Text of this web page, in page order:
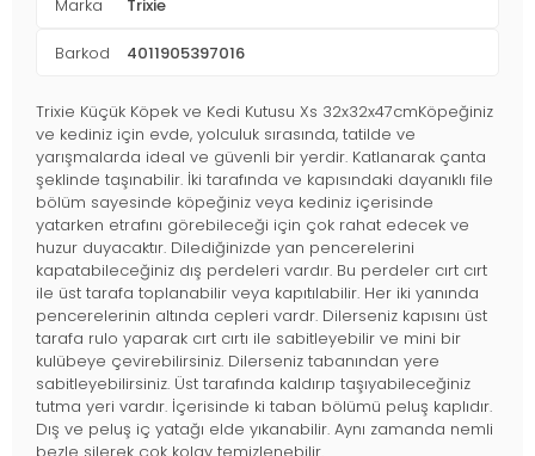
Marka Trixie
Barkod 4011905397016
Trixie Küçük Köpek ve Kedi Kutusu Xs 32x32x47cmKöpeğiniz
ve kediniz için evde, yolculuk sırasında, tatilde ve
yarışmalarda ideal ve güvenli bir yerdir. Katlanarak çanta
şeklinde taşınabilir. İki tarafında ve kapısındaki dayanıklı file
bölüm sayesinde köpeğiniz veya kediniz içerisinde
yatarken etrafını görebileceği için çok rahat edecek ve
huzur duyacaktır. Dilediğinizde yan pencerelerini
kapatabileceğiniz dış perdeleri vardır. Bu perdeler cırt cırt
ile üst tarafa toplanabilir veya kapıtılabilir. Her iki yanında
pencerelerinin altında cepleri vardr. Dilerseniz kapısını üst
tarafa rulo yaparak cırt cırtı ile sabitleyebilir ve mini bir
kulübeye çevirebilirsiniz. Dilerseniz tabanından yere
sabitleyebilirsiniz. Üst tarafında kaldırıp taşıyabileceğiniz
tutma yeri vardır. İçerisinde ki taban bölümü peluş kaplıdır.
Dış ve peluş iç yatağı elde yıkanabilir. Aynı zamanda nemli